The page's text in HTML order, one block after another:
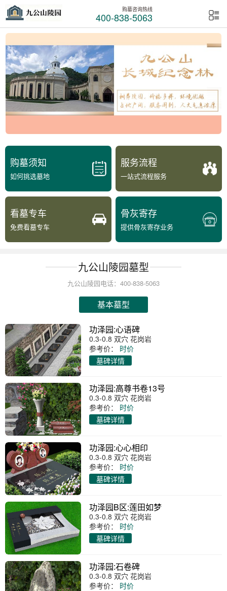
购墓咨询热线
400-838-5063
购墓须知
如何挑选墓地
服务流程
一站式流程服务
看墓专车
免费看墓专车
骨灰寄存
提供骨灰寄存业务
九公山陵园墓型
九公山陵园电话：400-838-5063
基本墓型
功泽园:心语碑
0.3-0.8 双穴 花岗岩
参考价：
时价
墓碑详情
功泽园:高尊书卷13号
0.3-0.8 双穴 花岗岩
参考价：
时价
墓碑详情
功泽园:心心相印
0.3-0.8 双穴 花岗岩
参考价：
时价
墓碑详情
功泽园B区:莲田如梦
0.3-0.8 双穴 花岗岩
参考价：
时价
墓碑详情
功泽园:石卷碑
0.3-0.8 双穴 花岗岩
参考价：
时价